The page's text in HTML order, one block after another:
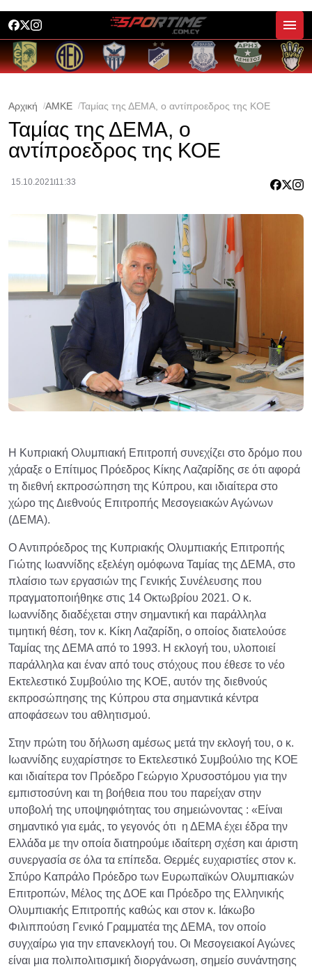
Αρχική ΑΜΚΕ Ταμίας της ΔΕΜΑ, ο αντίπροεδρος της ΚΟΕ
Ταμίας της ΔΕΜΑ, ο
αντίπροεδρος της ΚΟΕ
15.10.2021 11:33
Η Κυπριακή Ολυμπιακή Επιτροπή συνεχίζει στο δρόμο που
χάραξε ο Επίτιμος Πρόεδρος Κίκης Λαζαρίδης σε ότι αφορά
τη διεθνή εκπροσώπηση της Κύπρου, και ιδιαίτερα στο
χώρο της Διεθνούς Επιτροπής Μεσογειακών Αγώνων
(ΔΕΜΑ).
Ο Αντιπρόεδρος της Κυπριακής Ολυμπιακής Επιτροπής
Γιώτης Ιωαννίδης εξελέγη ομόφωνα Ταμίας της ΔΕΜΑ, στο
πλαίσιο των εργασιών της Γενικής Συνέλευσης που
πραγματοποιήθηκε στις 14 Οκτωβρίου 2021. Ο κ.
Ιωαννίδης διαδέχεται στην σημαντική και παράλληλα
τιμητική θέση, τον κ. Κίκη Λαζαρίδη, ο οποίος διατελούσε
Ταμίας της ΔΕΜΑ από το 1993. Η εκλογή του, υλοποιεί
παράλληλα και έναν από τους στόχους που έθεσε το νέο
Εκτελεστικό Συμβούλιο της ΚΟΕ, αυτόν της διεθνούς
εκπροσώπησης της Κύπρου στα σημαντικά κέντρα
αποφάσεων του αθλητισμού.
Στην πρώτη του δήλωση αμέσως μετά την εκλογή του, ο κ.
Ιωαννίδης ευχαρίστησε το Εκτελεστικό Συμβούλιο της ΚΟΕ
και ιδιαίτερα τον Πρόεδρο Γεώργιο Χρυσοστόμου για την
εμπιστοσύνη και τη βοήθεια που του παρείχαν στην
υποβολή της υποψηφιότητας του σημειώνοντας : «Είναι
σημαντικό για εμάς, το γεγονός ότι η ΔΕΜΑ έχει έδρα την
Ελλάδα με την οποία διατηρούμε ιδαίτερη σχέση και άριστη
συνεργασία σε όλα τα επίπεδα. Θερμές ευχαριστίες στον κ.
Σπύρο Καπράλο Πρόεδρο των Ευρωπαϊκών Ολυμπιακών
Επιτροπών, Μέλος της ΔΟΕ και Πρόεδρο της Ελληνικής
Ολυμπιακής Επιτροπής καθώς και στον κ. Ιάκωβο
Φιλιππούση Γενικό Γραμματέα της ΔΕΜΑ, τον οποίο
συγχαίρω για την επανεκλογή του. Οι Μεσογειακοί Αγώνες
είναι μια πολιπολιτισμική διοργάνωση, σημείο συνάντησης